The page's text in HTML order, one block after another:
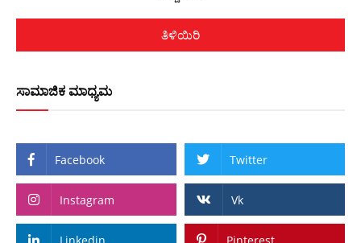
ತಿಳಿಯಿರಿ
ಸಾಮಾಜಿಕ ಮಾಧ್ಯಮ
Facebook Twitter
Instagram Vk